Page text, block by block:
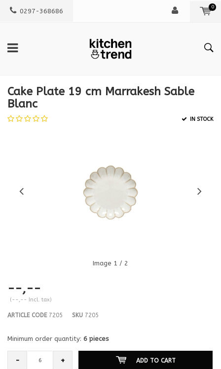
0297-368686
0
Cake Plate 19 cm Marrakesh Sable
Blanc
IN STOCK
Image 1 / 2
--,--
(--,-- Incl. tax)
ARTICLE CODE7205 SKU 7205
Minimum order quantity: 6 pieces
- + ADD TO CART